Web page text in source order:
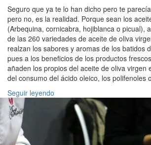
Seguro que ya te lo han dicho pero te
pero no, es la realidad. Porque sean los
(Arbequina, cornicabra, hojiblanca o picual),
de las 260 variedades de aceite de oliva
realzan los sabores y aromas de los batidos
pues a los beneficios de los productos
añaden los propios del aceite de oliva virgen
del consumo del ácido oleico, los polifenoles
Seguir leyendo